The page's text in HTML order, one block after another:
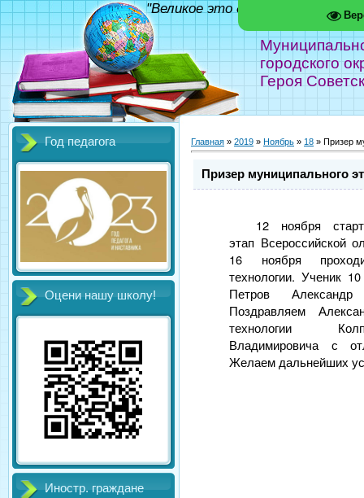
городского
Героя
"Великое это дело - школа!"
Год педагога
Оцени нашу школу!
Иностр. граждане
Главная » 2019 » Ноябрь » 18 » Призер
Призер муниципального
12 ноября
этап Всероссийской
16 ноября
технологии. Ученик
Петров
Поздравляем
технологии
Владимировича с
Желаем дальнейших